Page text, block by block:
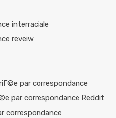
interraciale
reveiw
par correspondance
par correspondance Reddit
correspondance